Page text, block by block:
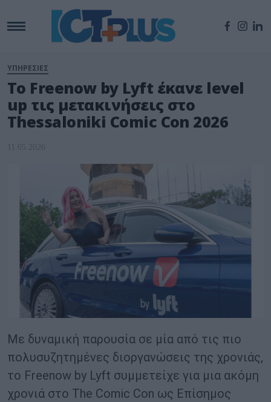
ΥΠΗΡΕΣΙΕΣ
Το Freenow by Lyft έκανε level
up τις μετακινήσεις στο
Thessaloniki Comic Con 2026
11.05.2026
Με δυναμική παρουσία σε μία από τις πιο
πολυσυζητημένες διοργανώσεις της χρονιάς,
το Freenow by Lyft συμμετείχε για μια ακόμη
χρονιά στο The Comic Con ως Επίσημος